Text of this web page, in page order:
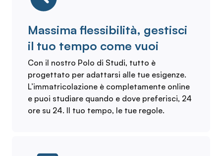
Massima flessibilità, gestisci
il tuo tempo come vuoi
Con il nostro Polo di Studi, tutto è
progettato per adattarsi alle tue esigenze.
L’immatricolazione è completamente online
e puoi studiare quando e dove preferisci, 24
ore su 24. Il tuo tempo, le tue regole.